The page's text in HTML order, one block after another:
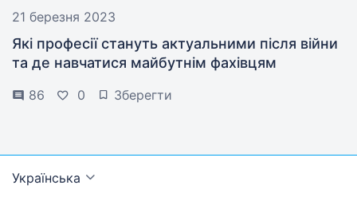
21 березня 2023
Які професії стануть актуальними після війни
та де навчатися майбутнім фахівцям
86 0 Зберегти
Українська